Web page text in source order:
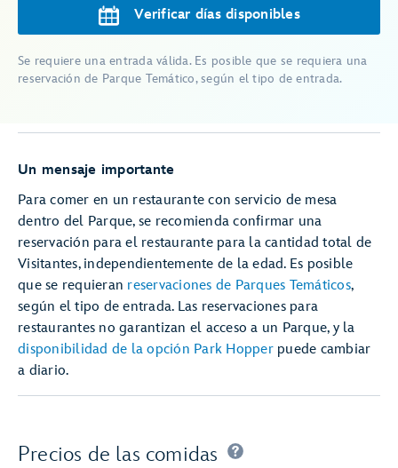
Verificar días disponibles
Se requiere una entrada válida. Es posible que se requiera una
reservación de Parque Temático, según el tipo de entrada.
Un mensaje importante
Para comer en un restaurante con servicio de mesa
dentro del Parque, se recomienda confirmar una
reservación para el restaurante para la cantidad total de
Visitantes, independientemente de la edad. Es posible
que se requieran reservaciones de Parques Temáticos,
según el tipo de entrada. Las reservaciones para
restaurantes no garantizan el acceso a un Parque, y la
disponibilidad de la opción Park Hopperpuede cambiar
a diario.
Precios de las comidas